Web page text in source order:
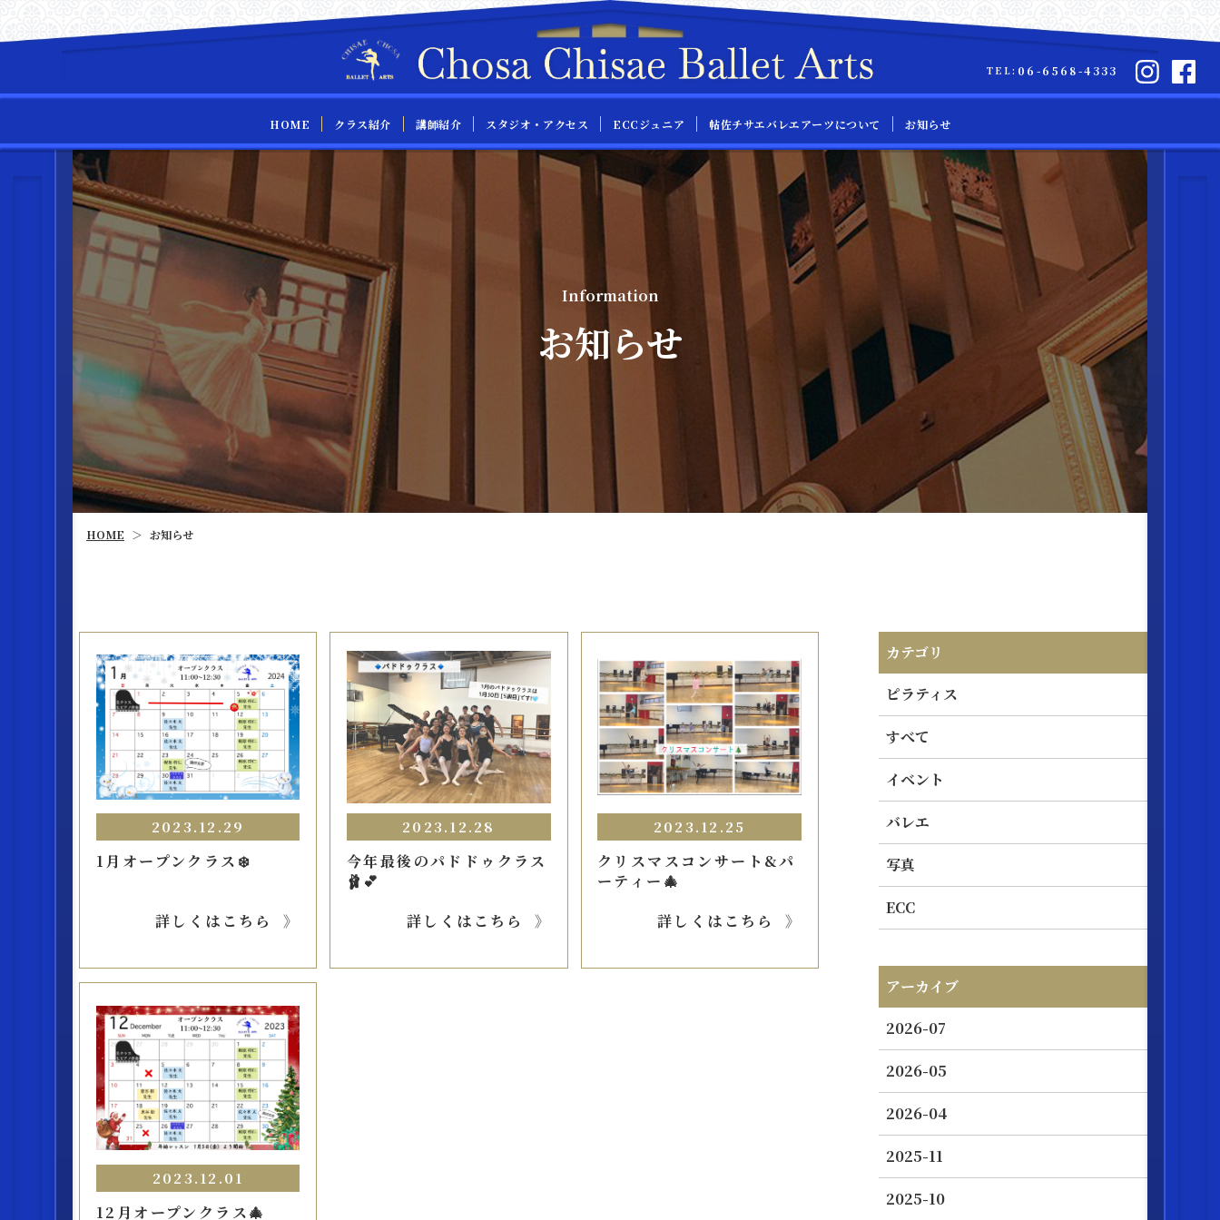
TEL: 06-6568-4333
HOME クラス紹介 講師紹介 スタジオ・アクセス ECCジュニア 帖佐チサエバレエアーツについて お知らせ
Information
お知らせ
HOME ＞ お知らせ
2023.12.29
1月オープンクラス❄️
詳しくはこちら
2023.12.28
今年最後のパドドゥクラス
🩰💕
詳しくはこちら
2023.12.25
クリスマスコンサート&パ
ーティー🎄
詳しくはこちら
2023.12.01
12月オープンクラス🎄
カテゴリ
ピラティス
すべて
イベント
バレエ
写真
ECC
アーカイブ
2026-07
2026-05
2026-04
2025-11
2025-10